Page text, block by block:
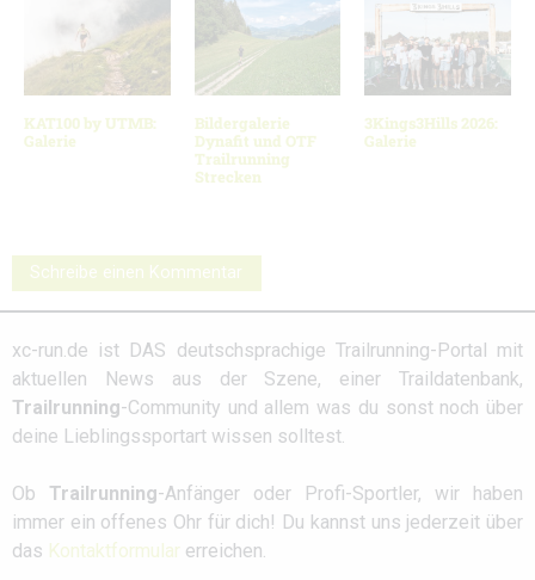
KAT100 by UTMB:
Galerie
Bildergalerie
Dynafit und OTF
Trailrunning
Strecken
3Kings3Hills 2026:
Galerie
Schreibe einen Kommentar
xc-run.de ist DAS deutschsprachige Trailrunning-Portal mit
aktuellen News aus der Szene, einer Traildatenbank,
Trailrunning-Community und allem was du sonst noch über
deine Lieblingssportart wissen solltest.
Ob Trailrunning-Anfänger oder Profi-Sportler, wir haben
immer ein offenes Ohr für dich! Du kannst uns jederzeit über
das Kontaktformular erreichen.